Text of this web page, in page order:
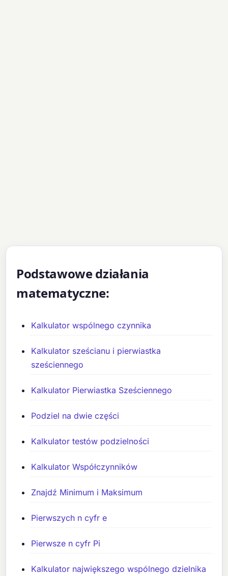
Podstawowe działania
matematyczne:
Kalkulator wspólnego czynnika
Kalkulator sześcianu i pierwiastka
sześciennego
Kalkulator Pierwiastka Sześciennego
Podziel na dwie części
Kalkulator testów podzielności
Kalkulator Współczynników
Znajdź Minimum i Maksimum
Pierwszych n cyfr e
Pierwsze n cyfr Pi
Kalkulator największego wspólnego dzielnika